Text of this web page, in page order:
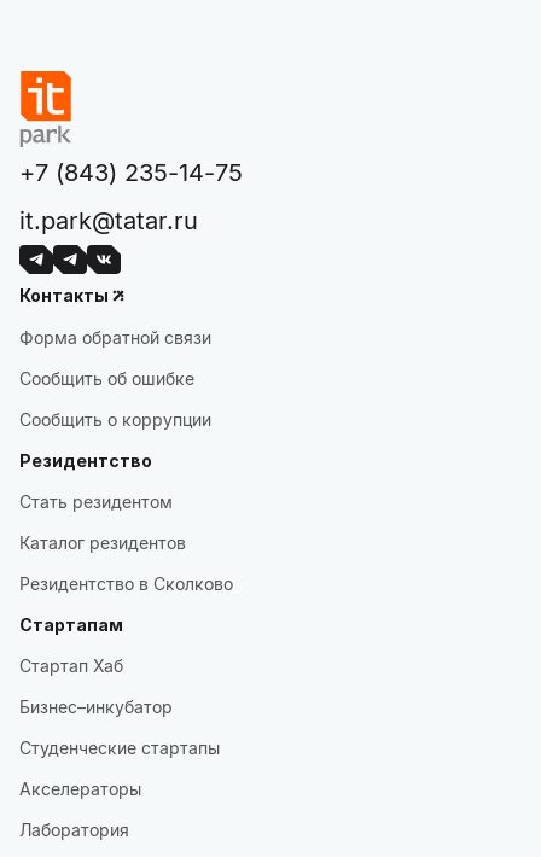
+7 (843) 235-14-75
it.park@tatar.ru
Контакты
Форма обратной связи
Сообщить об ошибке
Сообщить о коррупции
Резидентство
Стать резидентом
Каталог резидентов
Резидентство в Сколково
Стартапам
Стартап Хаб
Бизнес–инкубатор
Студенческие стартапы
Акселераторы
Лаборатория